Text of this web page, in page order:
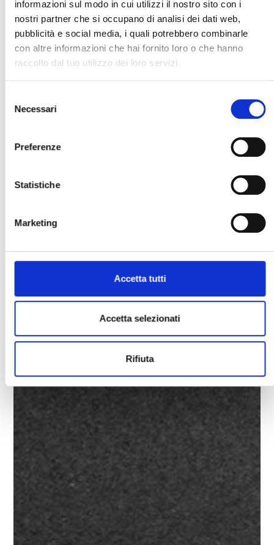
informazioni sul modo in cui utilizzi il nostro sito con i
nostri partner che si occupano di analisi dei dati web,
pubblicità e social media, i quali potrebbero combinarle
con altre informazioni che hai fornito loro o che hanno
raccolto dal tuo utilizzo dei loro servizi.
delNecessari
Preferenze
Statistiche
Marketing
Accetta tutti
Accetta selezionati
Rifiuta